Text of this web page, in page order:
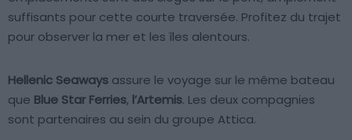
suffisants pour cette courte traversée. Profitez du trajet
pour observer la mer et les îles alentours.
Hellenic Seaways assure le voyage sur le même bateau
que Blue Star Ferries, l’Artemis. Les deux compagnies
sont partenaires au sein du groupe Attica.